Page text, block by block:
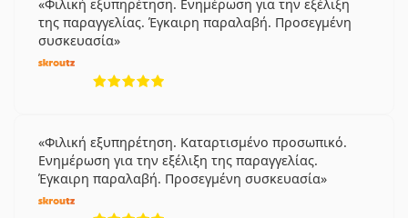
Φιλική εξυπηρέτηση. Ενημέρωση για την εξέλιξη
της παραγγελίας. Έγκαιρη παραλαβή. Προσεγμένη
συσκευασία
Φιλική εξυπηρέτηση. Καταρτισμένο προσωπικό.
Ενημέρωση για την εξέλιξη της παραγγελίας.
Έγκαιρη παραλαβή. Προσεγμένη συσκευασία